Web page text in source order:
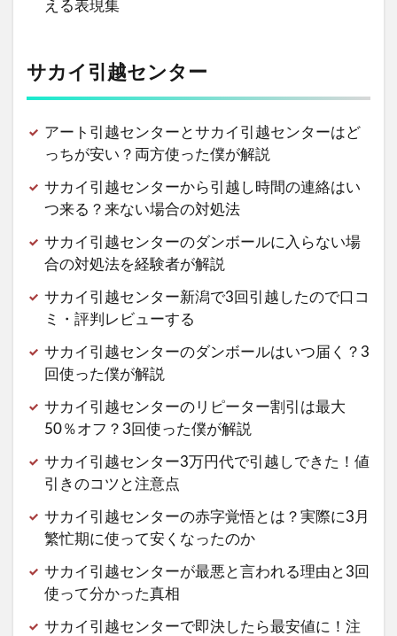
える表現集
サカイ引越センター
アート引越センターとサカイ引越センターはど
っちが安い？両方使った僕が解説
サカイ引越センターから引越し時間の連絡はい
つ来る？来ない場合の対処法
サカイ引越センターのダンボールに入らない場
合の対処法を経験者が解説
サカイ引越センター新潟で3回引越したので口コ
ミ・評判レビューする
サカイ引越センターのダンボールはいつ届く？3
回使った僕が解説
サカイ引越センターのリピーター割引は最大
50％オフ？3回使った僕が解説
サカイ引越センター3万円代で引越しできた！値
引きのコツと注意点
サカイ引越センターの赤字覚悟とは？実際に3月
繁忙期に使って安くなったのか
サカイ引越センターが最悪と言われる理由と3回
使って分かった真相
サカイ引越センターで即決したら最安値に！注